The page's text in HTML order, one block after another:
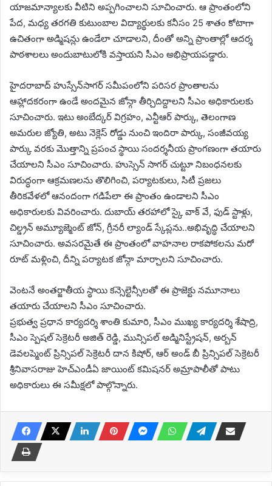
యాజమాన్యాలకు వీటిని అప్పగించాలని సూచించారు. ఆ ప్రాంతంలోని
పేద, మధ్య తరగతి కుటుంబాల విద్యార్థులకు కనీసం 25 శాతం కోటాగా
ఉచితంగా అడ్మిషన్లు ఉండేలా చూడాలని, దీంతో అన్ని ప్రాంతాల్లో ఆదర్శ
పాఠశాలలు అందుబాటులోకి వస్తాయని సీఎం అభిప్రాయపడ్డారు.
హైదరాబాద్ హుస్సేన్​సాగర్​ సమీపంలోని పరిసర ప్రాంతాలను
ఆహ్లాదకరంగా ఉండే అందమైన జోన్గా తీర్చిదిద్దాలని సీఎం అధికారులకు
సూచించారు. ఇటు అంబేద్కర్ విగ్రహం, ఎన్టీఆర్ పార్కు, తెలంగాణ
అమరుల జ్యోతి, అటు నెక్లెస్ రోడ్డు నుంచి ఇందిరా పార్కు, సంజీవయ్య
పార్కు వరకు మొత్తాన్ని ప్రపంచ స్థాయి సందర్శనీయ ప్రాంగణంగా తయారు
చేయాలని సీఎం సూచించారు. హుస్సెన్ సాగర్ చుట్టూ నిబంధనలకు
విరుద్ధంగా ఆక్రమణలను తొలిగించి, పర్యాటకులు, సిటీ ప్రజలు
తీరికవేళలో ఆనందంగా గడిపేలా ఈ ప్రాంతం ఉండాలని సీఎం
అధికారులకు వివరించారు. దుబాయ్ తరహాలో స్కై వాక్ వే, ఫుడ్ స్టాళ్లు,
చిల్డ్రన్ అమ్యూజ్మెంట్ జోన్, గ్రీనరీ ల్యాండ్ స్కేప్లను..అభివృద్ధి చేయాలని
సూచించారు. అవసరమైతే ఈ ప్రాంతంలో వాహనాల రాకపోకలను మరో
రూట్ మళ్లించి, దీన్ని పర్యాటక జోన్గా మార్చాలని సూచించారు.
వెంటనే అంతర్జాతీయ స్థాయి కన్సెల్టెన్సీలతో ఈ ప్రాజెక్టు నమూనాలు
తయారు చేయాలని సీఎం సూచించారు.
ప్రభుత్వ ప్రధాన కార్యదర్శి శాంతి కుమారి, సీఎం ముఖ్య కార్యదర్శి శేషాద్రి,
సీఎం స్పెషల్ సెక్రెటరీ అజిత్ రెడ్డి, మున్సిపల్ అడ్మినిస్ట్రేషన్, అర్బన్
డెవలప్మెంట్ ప్రిన్సిపల్ సెక్రెటరీ దాన కిషోర్, ఆర్ అండ్ బీ ప్రిన్సిపల్ సెక్రెటరీ
శ్రీనివాసరాజు హెచ్ఎండీఏ జాయింట్ కమిషనర్ అమ్రాపాలీతో పాటు
అధికారులు ఈ సమీక్షలో పాల్గొన్నారు.